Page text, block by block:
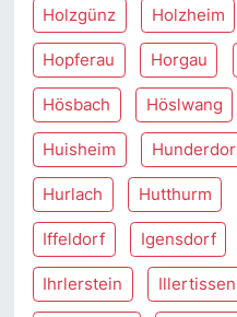
Holzgünz Holzheim
Hopferau Horgau
Hösbach Höslwang
Huisheim
Hurlach Hutthurm
Iffeldorf Igensdorf
Ihrlerstein Illertissen